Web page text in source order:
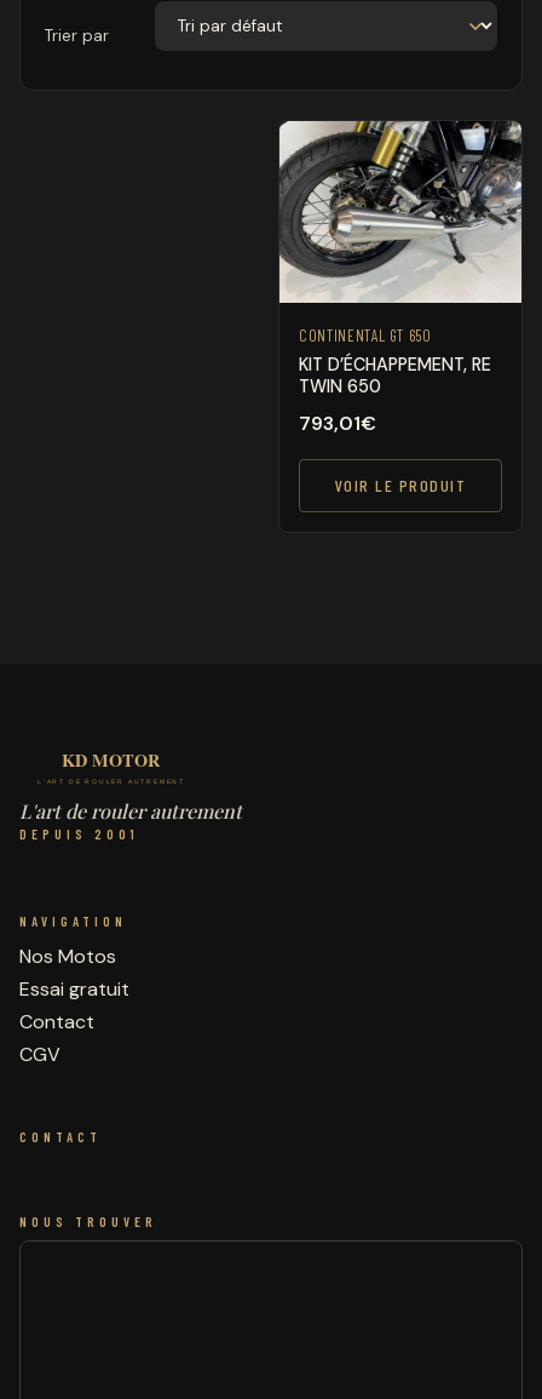
Trier par
CONTINENTAL GT 650
KIT D’ÉCHAPPEMENT, RE
TWIN 650
793,01€
VOIR LE PRODUIT
L'art de rouler autrement
DEPUIS 2001
NAVIGATION
Nos Motos
Essai gratuit
Contact
CGV
CONTACT
NOUS TROUVER